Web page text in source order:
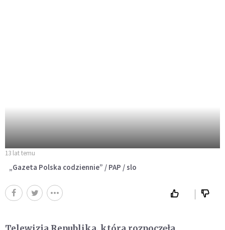
13 lat temu
„Gazeta Polska codziennie” / PAP / slo